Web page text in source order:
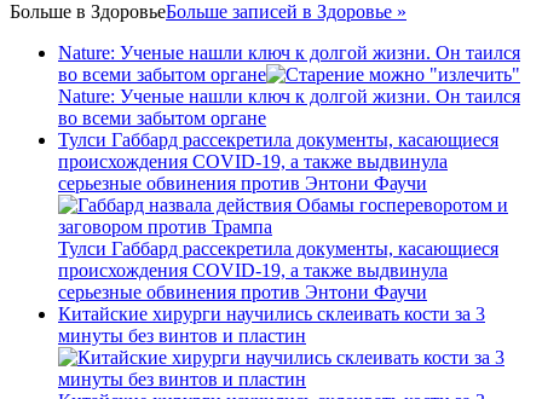
Больше в ЗдоровьеБольше записей в Здоровье »
Nature: Ученые нашли ключ к долгой жизни. Он таился
во всеми забытом органе
Nature: Ученые нашли ключ к долгой жизни. Он таился
во всеми забытом органе
Тулси Габбард рассекретила документы, касающиеся
происхождения COVID-19, а также выдвинула
серьезные обвинения против Энтони Фаучи
Тулси Габбард рассекретила документы, касающиеся
происхождения COVID-19, а также выдвинула
серьезные обвинения против Энтони Фаучи
Китайские хирурги научились склеивать кости за 3
минуты без винтов и пластин